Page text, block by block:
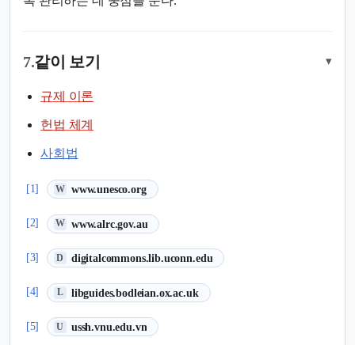
7.같이 보기 ▾
규제 이론
헌법 체계
사회법
[1] W www.unesco.org
(새 탭에서 열림)
[2] W www.alrc.gov.au
(새 탭에서 열림)
[3] D digitalcommons.lib.uconn.edu
(새 탭에서 열림)
[4] L libguides.bodleian.ox.ac.uk
(새 탭에서 열림)
[5] U ussh.vnu.edu.vn
(새 탭에서 열림)